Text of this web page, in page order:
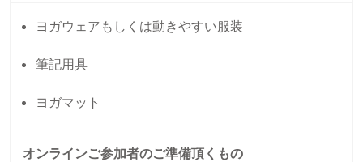
ヨガウェアもしくは動きやすい服装
筆記用具
ヨガマット
オンラインご参加者のご準備頂くもの